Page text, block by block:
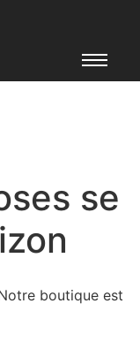
se
boutique est